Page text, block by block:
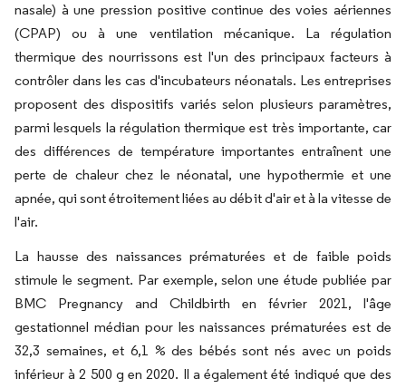
nasale) à une pression positive continue des voies aériennes
(CPAP) ou à une ventilation mécanique. La régulation
thermique des nourrissons est l'un des principaux facteurs à
contrôler dans les cas d'incubateurs néonatals. Les entreprises
proposent des dispositifs variés selon plusieurs paramètres,
parmi lesquels la régulation thermique est très importante, car
des différences de température importantes entraînent une
perte de chaleur chez le néonatal, une hypothermie et une
apnée, qui sont étroitement liées au débit d'air et à la vitesse de
l'air.
La hausse des naissances prématurées et de faible poids
stimule le segment. Par exemple, selon une étude publiée par
BMC Pregnancy and Childbirth en février 2021, l'âge
gestationnel médian pour les naissances prématurées est de
32,3 semaines, et 6,1 % des bébés sont nés avec un poids
inférieur à 2 500 g en 2020. Il a également été indiqué que des